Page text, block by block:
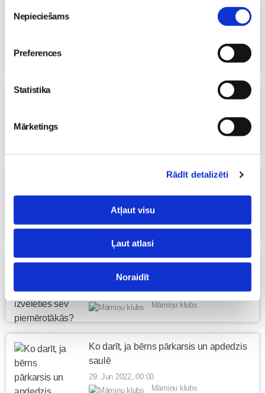
izvēle
Nepieciešams
Preferences
Statistika
Mārketings
Rādīt detalizēti
Atļaut visu
Ļaut atlasi
Noraidīt
Vai zemenes tiešām var saēsties visam
Vai aizsargkrēms ar augstāko SPF
100% aizsargā no apdeguma?
04. Jul 2022, 00:00
Māmiņu klubs
Saulesbrilles vasarā – kā izvēlēties sev
piemērotākās?
29. Jun 2022, 00:00
Māmiņu klubs
Ko darīt, ja bērns pārkarsis un apdedzis
saulē
29. Jun 2022, 00:00
Māmiņu klubs